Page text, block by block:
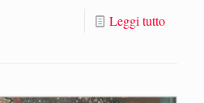
Leggi tutto